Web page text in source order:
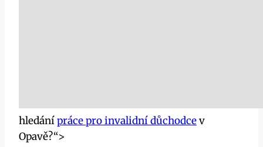
hledánípráce pro invalidní důchodcev
Opavě?“>